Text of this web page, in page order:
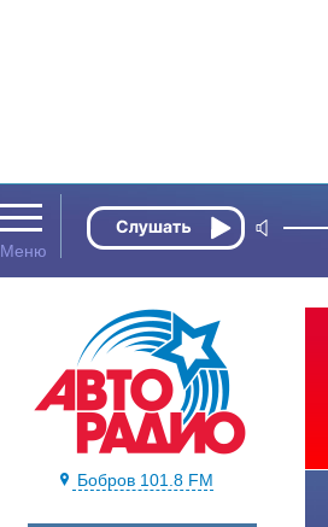
Бобров 101.8 FM